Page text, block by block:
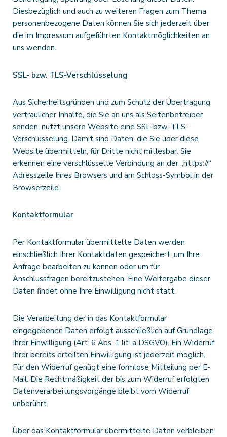
Diesbezüglich und auch zu weiteren Fragen zum Thema
personenbezogene Daten können Sie sich jederzeit über
die im Impressum aufgeführten Kontaktmöglichkeiten an
uns wenden.
SSL- bzw. TLS-Verschlüsselung
Aus Sicherheitsgründen und zum Schutz der Übertragung
vertraulicher Inhalte, die Sie an uns als Seitenbetreiber
senden, nutzt unsere Website eine SSL-bzw. TLS-
Verschlüsselung. Damit sind Daten, die Sie über diese
Website übermitteln, für Dritte nicht mitlesbar. Sie
erkennen eine verschlüsselte Verbindung an der „https://“
Adresszeile Ihres Browsers und am Schloss-Symbol in der
Browserzeile.
Kontaktformular
Per Kontaktformular übermittelte Daten werden
einschließlich Ihrer Kontaktdaten gespeichert, um Ihre
Anfrage bearbeiten zu können oder um für
Anschlussfragen bereitzustehen. Eine Weitergabe dieser
Daten findet ohne Ihre Einwilligung nicht statt.
Die Verarbeitung der in das Kontaktformular
eingegebenen Daten erfolgt ausschließlich auf Grundlage
Ihrer Einwilligung (Art. 6 Abs. 1 lit. a DSGVO). Ein Widerruf
Ihrer bereits erteilten Einwilligung ist jederzeit möglich.
Für den Widerruf genügt eine formlose Mitteilung per E-
Mail. Die Rechtmäßigkeit der bis zum Widerruf erfolgten
Datenverarbeitungsvorgänge bleibt vom Widerruf
unberührt.
Über das Kontaktformular übermittelte Daten verbleiben